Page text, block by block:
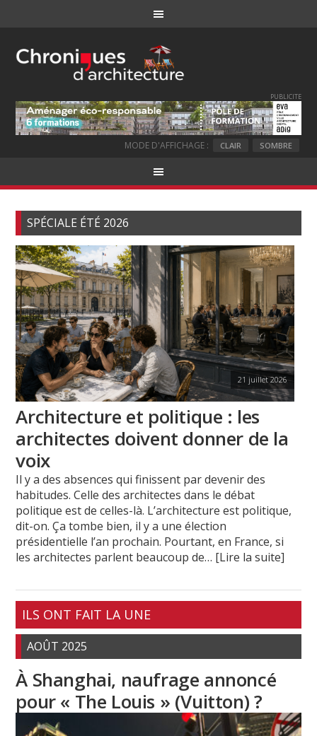
PUBLICITE
MODE D'AFFICHAGE : CLAIR SOMBRE
SPÉCIALE ÉTÉ 2026
21 juillet 2026
Architecture et politique : les
architectes doivent donner de la
voix
Il y a des absences qui finissent par devenir des
habitudes. Celle des architectes dans le débat
politique est de celles-là. L’architecture est politique,
dit-on. Ça tombe bien, il y a une élection
présidentielle l’an prochain. Pourtant, en France, si
les architectes parlent beaucoup de… [Lire la suite]
ILS ONT FAIT LA UNE
AOÛT 2025
À Shanghai, naufrage annoncé
pour « The Louis » (Vuitton) ?